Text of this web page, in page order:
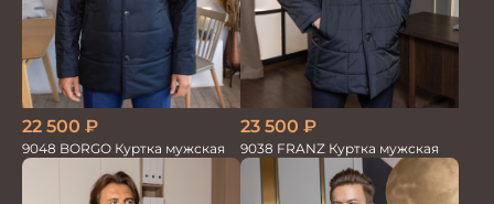
22 500 ₽
9048 BORGO Куртка мужская
23 500 ₽
9038 FRANZ Куртка мужская